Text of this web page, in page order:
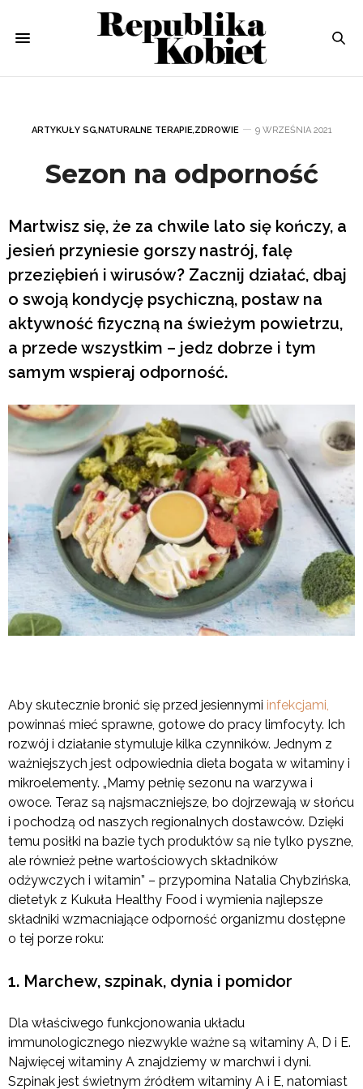
ARTYKUŁY SG,NATURALNE TERAPIE,ZDROWIE 9 WRZEŚNIA 2021
Sezon na odporność
Martwisz się, że za chwile lato się kończy, a
jesień przyniesie gorszy nastrój, falę
przeziębień i wirusów? Zacznij działać, dbaj
o swoją kondycję psychiczną, postaw na
aktywność fizyczną na świeżym powietrzu,
a przede wszystkim – jedz dobrze i tym
samym wspieraj odporność.
Aby skutecznie bronić się przed jesiennymi infekcjami,
powinnaś mieć sprawne, gotowe do pracy limfocyty. Ich
rozwój i działanie stymuluje kilka czynników. Jednym z
ważniejszych jest odpowiednia dieta bogata w witaminy i
mikroelementy. „Mamy pełnię sezonu na warzywa i
owoce. Teraz są najsmaczniejsze, bo dojrzewają w słońcu
i pochodzą od naszych regionalnych dostawców. Dzięki
temu posiłki na bazie tych produktów są nie tylko pyszne,
ale również pełne wartościowych składników
odżywczych i witamin” – przypomina Natalia Chybzińska,
dietetyk z Kukuła Healthy Food i wymienia najlepsze
składniki wzmacniające odporność organizmu dostępne
o tej porze roku:
1. Marchew, szpinak, dynia i pomidor
Dla właściwego funkcjonowania układu
immunologicznego niezwykle ważne są witaminy A, D i E.
Najwięcej witaminy A znajdziemy w marchwi i dyni.
Szpinak jest świetnym źródłem witaminy A i E, natomiast